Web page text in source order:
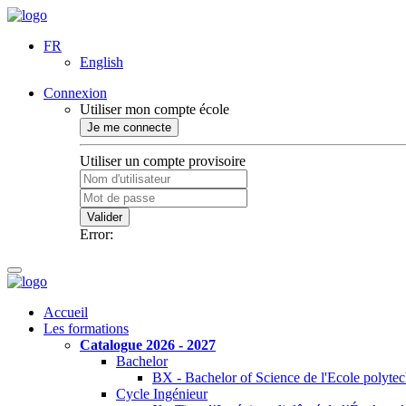
FR
English
Connexion
Utiliser mon compte école
Je me connecte
Utiliser un compte provisoire
Valider
Error:
Accueil
Les formations
Catalogue 2026 - 2027
Bachelor
BX - Bachelor of Science de l'Ecole
Cycle Ingénieur